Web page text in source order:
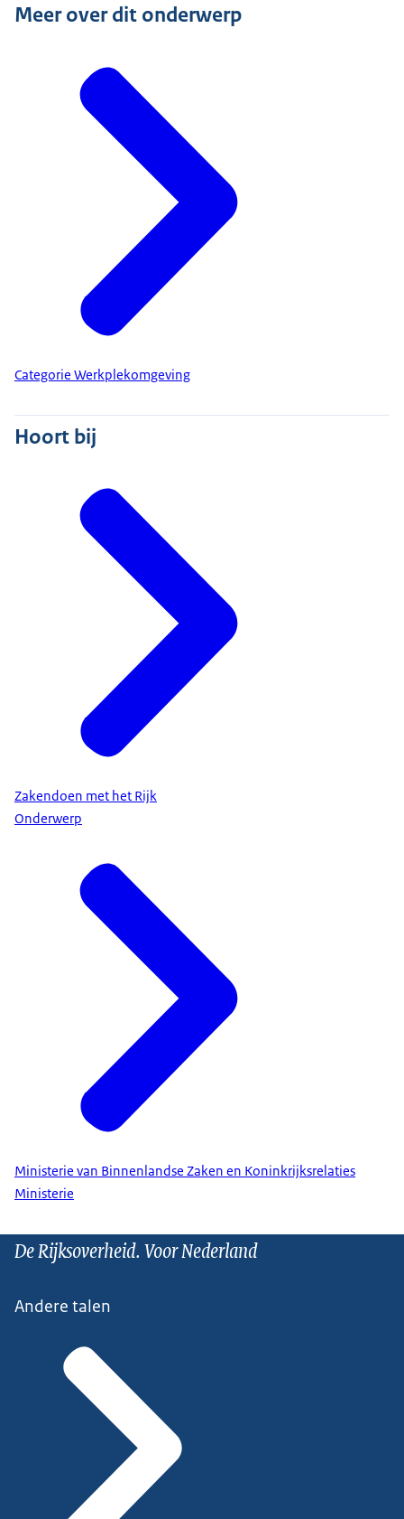
Meer over dit onderwerp
Categorie Werkplekomgeving
Hoort bij
Zakendoen met het Rijk
Onderwerp
Ministerie van Binnenlandse Zaken en Koninkrijksrelaties
Ministerie
De Rijksoverheid. Voor Nederland
Andere talen